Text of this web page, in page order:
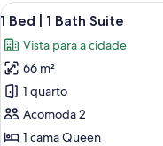
Carrega
todas
as
fotos
de
1
Bed
21
1 Bed | 1 Bath Suite
Vista para a cidade
66 m²
1 quarto
Acomoda 2
1 cama Queen